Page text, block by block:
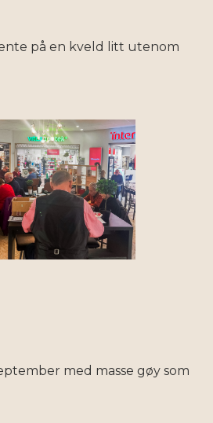
på en kveld litt utenom
med masse gøy som